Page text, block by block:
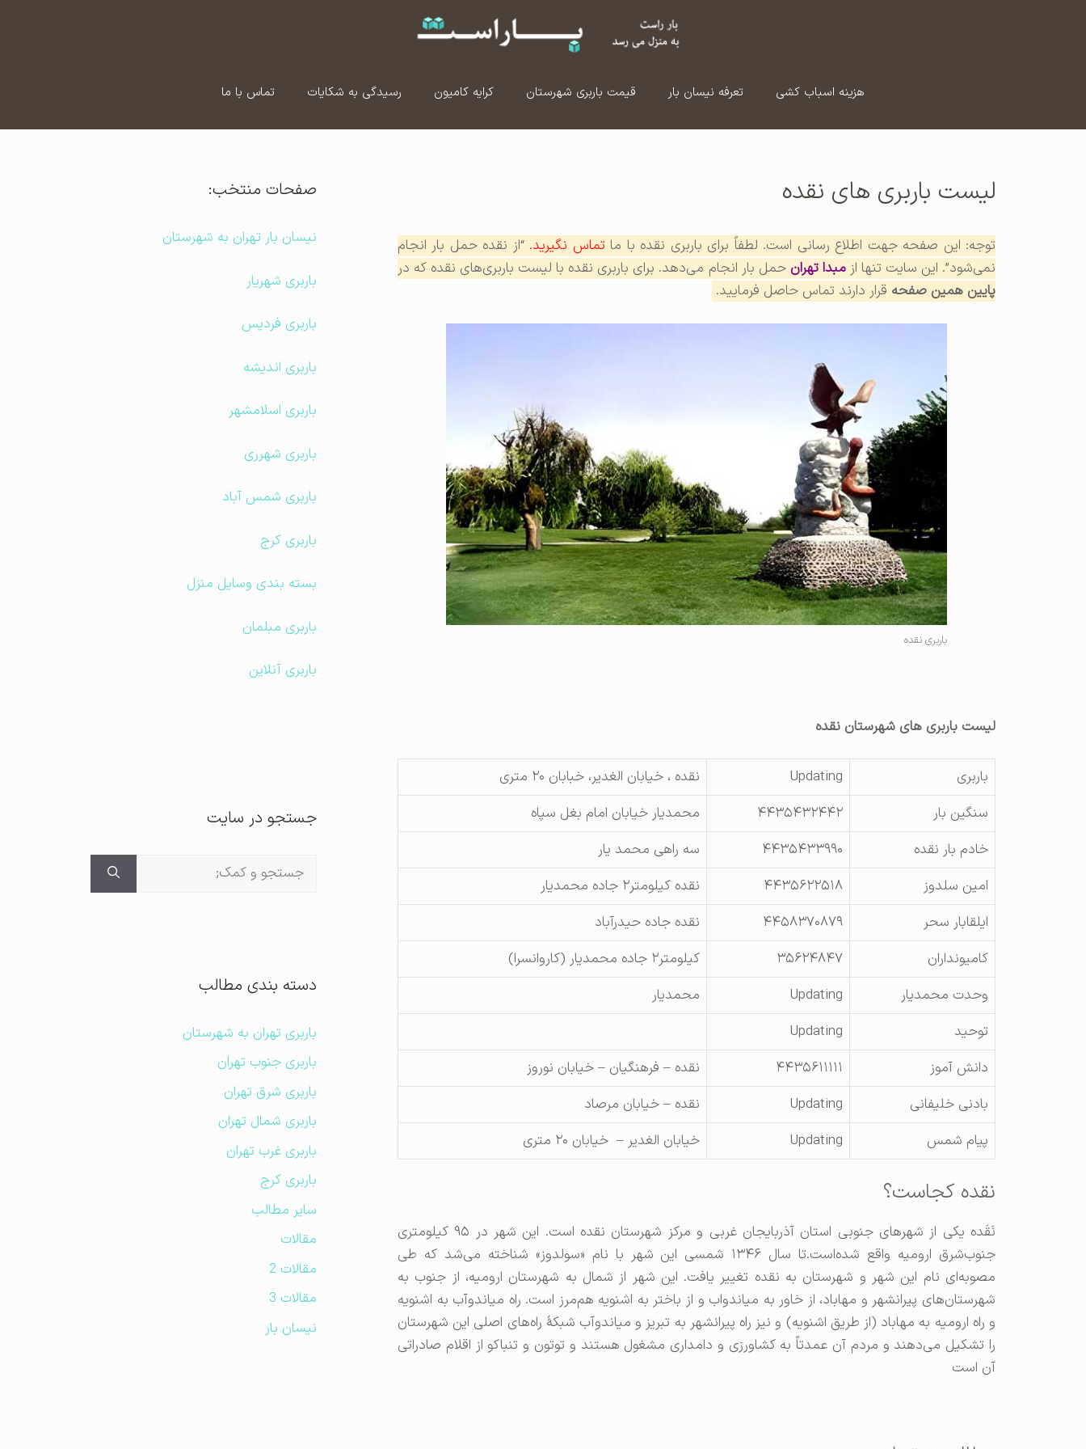
هزینه اسباب کشی تعرفه نیسان بار قیمت باربری شهرستان کرایه کامیون رسیدگی به شکایات تماس با ما
لیست باربری های نقده
توجه: این صفحه جهت اطلاع رسانی است. لطفاً برای باربری نقده با ماتماس نگیرید. “از نقده حمل بار انجام
نمی‌شود”. این سایت تنها ازمبدا تهرانحمل بار انجام می‌دهد. برای باربری نقده با لیست باربری‌های نقده که در
پایین همین صفحه قرار دارند تماس حاصل فرمایید.
باربری نقده
لیست باربری های شهرستان نقده
باربری Updating
نقده ، خیابان الغدیر، خبابان ۲۰ متری
سنگین بار
۴۴۳۵۴۳۲۴۴۲
محمدیار خیابان امام بغل سپاه
خادم بار نقده
۴۴۳۵۴۳۳۹۹۰
سه راهی محمد یار
امین سلدوز
۴۴۳۵۶۲۲۵۱۸
نقده کیلومتر۲ جاده محمدیار
ایلقابار سحر
۴۴۵۸۳۷۰۸۷۹
نقده جاده حیدرآباد
کامیونداران
۳۵۶۲۴۸۴۷
کیلومتر۲ جاده محمدیار (کاروانسرا)
وحدت محمدیار
Updating
محمدیار
توحید
Updating
دانش آموز
۴۴۳۵۶۱۱۱۱۱
نقده – فرهنگیان – خیابان نوروز
بادنی خلیفانی
Updating
نقده – خیابان مرصاد
پیام شمس
Updating خیابان الغدیر – خیابان ۲۰ متری
نقده کجاست؟
نَقَده یکی از شهرهای جنوبی استان آذربایجان غربی و مرکز شهرستان نقده است. این شهر در ۹۵ کیلومتری
جنوب‌شرق ارومیه واقع شده‌است.تا سال ۱۳۴۶ شمسی این شهر با نام «سولدوز» شناخته می‌شد که طی
مصوبه‌ای نام این شهر و شهرستان به نقده تغییر یافت. این شهر از شمال به شهرستان ارومیه، از جنوب به
شهرستان‌های پیرانشهر و مهاباد، از خاور به میاندواب و از باختر به اشنویه هم‌مرز است. راه میاندوآب به اشنویه
و راه ارومیه به مهاباد (از طریق اشنویه) و نیز راه پیرانشهر به تبریز و میاندوآب شبکهٔ راه‌های اصلی این شهرستان
را تشکیل می‌دهند و مردم آن عمدتاً به کشاورزی و دامداری مشغول هستند و توتون و تنباکو از اقلام صادراتی
آن است
صفحات منتخب:
نیسان بار تهران به شهرستان
باربری شهریار
باربری فردیس
باربری اندیشه
باربری اسلامشهر
باربری شهرری
باربری شمس آباد
باربری کرج
بسته بندی وسایل منزل
باربری مبلمان
باربری آنلاین
جستجو در سایت
جستجوی
دسته بندی مطالب
باربری تهران به شهرستان
باربری جنوب تهران
باربری شرق تهران
باربری شمال تهران
باربری غرب تهران
باربری کرج
سایر مطالب
مقالات
مقالات 2
مقالات 3
نیسان بار